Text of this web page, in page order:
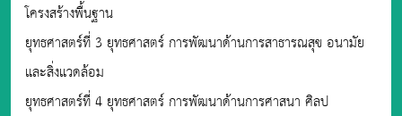
โครงสร้างพื้นฐาน
ยุทธศาสตร์ที่ 3 ยุทธศาสตร์ การพัฒนาด้านการสาธารณสุข อนามัย
และสิ่งแวดล้อม
ยุทธศาสตร์ที่ 4 ยุทธศาสตร์ การพัฒนาด้านการศาสนา ศิลป